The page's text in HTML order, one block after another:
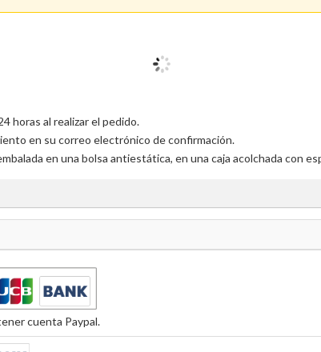
horas al realizar el pedido.
en su correo electrónico de confirmación.
en una bolsa antiestática, en una caja acolchada con
cuenta Paypal.